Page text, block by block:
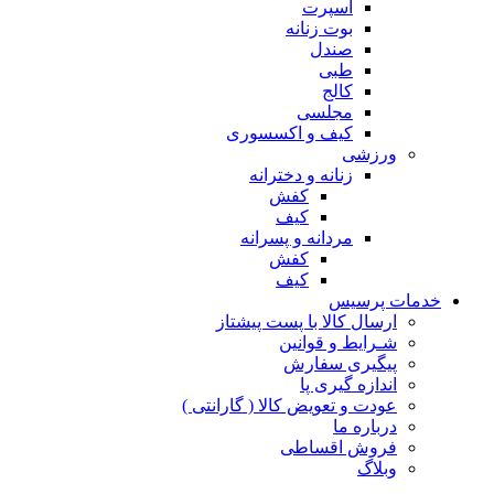
اسپرت
بوت زنانه
مجلسی
کیف و اکسسوری
ورزشی
زنانه و دخترانه
مردانه و پسرانه
پرسیس
ارسال کالا با پست پیشتاز
شـرایط و قوانین
پیگیری سفارش
اندازه گیری پا
عودت و تعویض کالا ( گارانتی )
درباره ما
فروش اقساطی